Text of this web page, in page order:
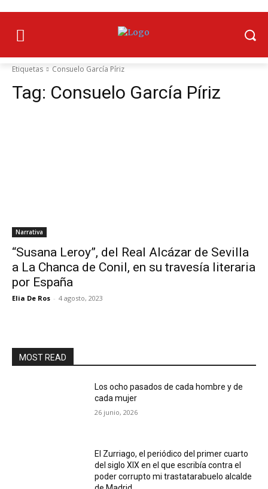
Etiquetas Consuelo García Píriz
Tag: Consuelo García Píriz
Narrativa
“Susana Leroy”, del Real Alcázar de Sevilla
a La Chanca de Conil, en su travesía literaria
por España
Elia De Ros - 4 agosto, 2023
MOST READ
Los ocho pasados de cada hombre y de
cada mujer
26 junio, 2026
El Zurriago, el periódico del primer cuarto
del siglo XIX en el que escribía contra el
poder corrupto mi trastatarabuelo alcalde